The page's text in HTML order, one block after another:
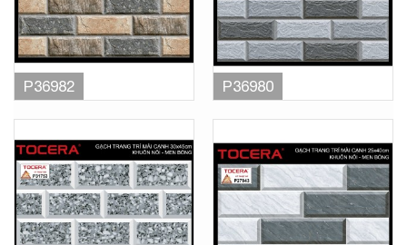
P36982 P36980